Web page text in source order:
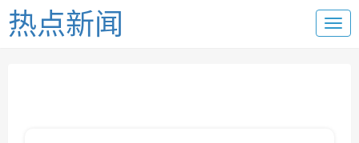
热点新闻